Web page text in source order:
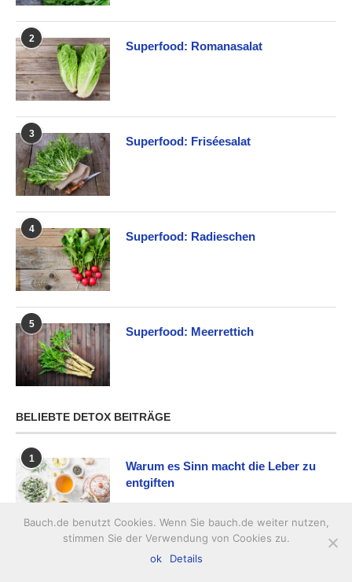
2
Superfood: Romanasalat
3
Superfood: Friséesalat
4
Superfood: Radieschen
5
Superfood: Meerrettich
BELIEBTE DETOX BEITRÄGE
1
Warum es Sinn macht die Leber zu
entgiften
Ablauf einer Detox-Kur
Bauch.de benutzt Cookies. Wenn Sie bauch.de weiter nutzen,
stimmen Sie der Verwendung von Cookies zu.
ok
Details